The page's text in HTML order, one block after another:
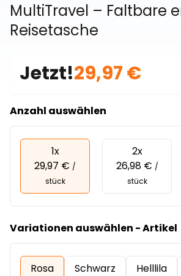
MultiTravel – Faltbare
Reisetasche
Jetzt!29,97 €
Anzahl auswählen
1x
29,97 € /
stück
2x
26,98 € /
stück
Variationen auswählen - Artikel
Rosa Schwarz Helllila